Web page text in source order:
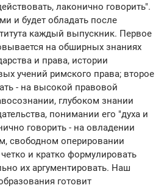
лаконично говорить".
и будет обладать после
каждый выпускник. Первое
на обширных знаниях
и права, истории
учений римского права; второе
- на высокой правовой
глубоком знании
понимании его "духа и
говорить - на овладении
свободном оперировании
и кратко формулировать
их аргументировать. Наш
готовит